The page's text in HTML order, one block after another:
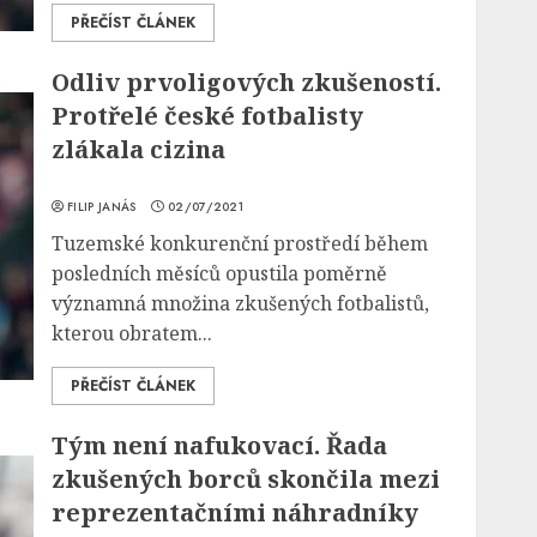
PŘEČÍST ČLÁNEK
Odliv prvoligových zkušeností.
Protřelé české fotbalisty
zlákala cizina
FILIP JANÁS 02/07/2021
Tuzemské konkurenční prostředí během
posledních měsíců opustila poměrně
významná množina zkušených fotbalistů,
kterou obratem...
PŘEČÍST ČLÁNEK
Tým není nafukovací. Řada
zkušených borců skončila mezi
reprezentačními náhradníky